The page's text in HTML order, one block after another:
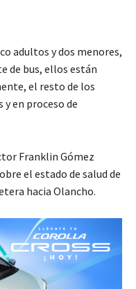
adultos y dos menores,
de bus, ellos están
el resto de los
en proceso de
Franklin Gómez
el estado de salud de
hacia Olancho.